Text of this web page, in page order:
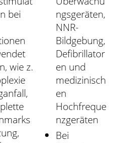
bei
wie z.
ngsgeräten,
NNR-
Bildgebung,
Defibrillator
en und
medizinisch
en
Hochfreque
nzgeräten
Bei